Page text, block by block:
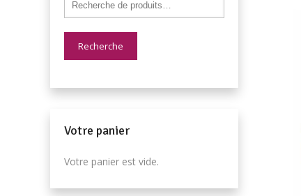
Recherche
Votre panier
Votre panier est vide.